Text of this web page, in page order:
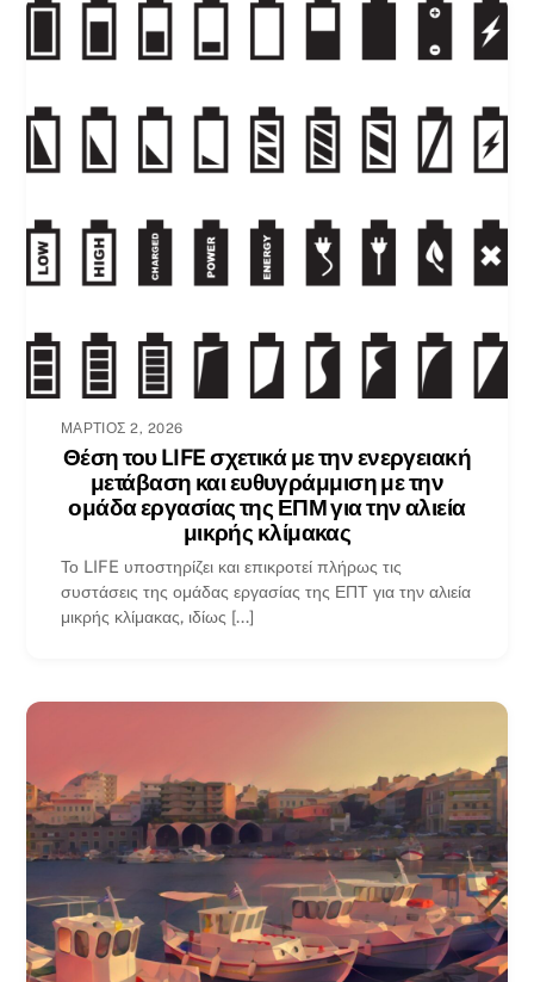
ΜΆΡΤΙΟΣ 2, 2026
Θέση του LIFE σχετικά με την ενεργειακή
μετάβαση και ευθυγράμμιση με την
ομάδα εργασίας της ΕΠΜ για την αλιεία
μικρής κλίμακας
Το LIFE υποστηρίζει και επικροτεί πλήρως τις
συστάσεις της ομάδας εργασίας της ΕΠΤ για την αλιεία
μικρής κλίμακας, ιδίως [...]